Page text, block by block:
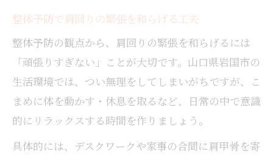
整体予防で肩回りの緊張を和らげる工夫
整体予防の観点から、肩回りの緊張を和らげるには
「頑張りすぎない」ことが大切です。山口県岩国市の
生活環境では、つい無理をしてしまいがちですが、こ
まめに体を動かす・休息を取るなど、日常の中で意識
的にリラックスする時間を作りましょう。
具体的には、デスクワークや家事の合間に肩甲骨を寄